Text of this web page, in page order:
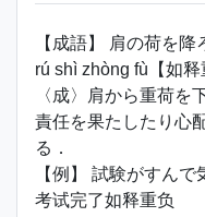
【成語】 肩の荷を降
rú shì zhòng fù【如释
〈成〉肩から重荷を
責任を果たしたり心
る．
【例】 試験がすんで
考试完了如释重负